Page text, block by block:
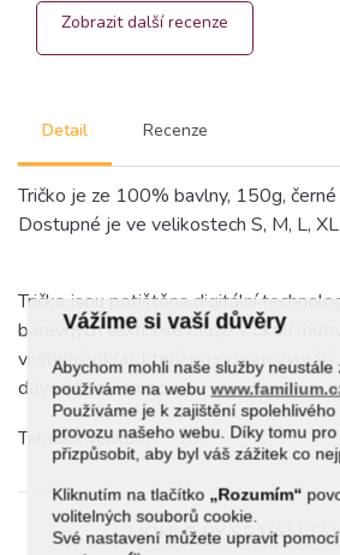
Vážíme si vaší důvěry
Abychom mohli naše služby neustále
používáme na webu
Používáme je k zajištění
provozu našeho webu. Díky tomu
přizpůsobit, aby byl váš zážitek co
Kliknutím na tlačítko „Rozumím“
volitelných souborů cookie.
Své nastavení můžete upravit
Detail Recenze
Tričko je ze 100% bavlny, 150g,
Dostupné je ve velikostech S, M, L,
Trička jsou potištěna digitální
barevných textilií se může v okolí
viditelný okraj, který po prvním
důvod k reklamaci.
Tabulka velikostí
ZDE
Zobrazit další recenze
MOHLO BY SE VÁM